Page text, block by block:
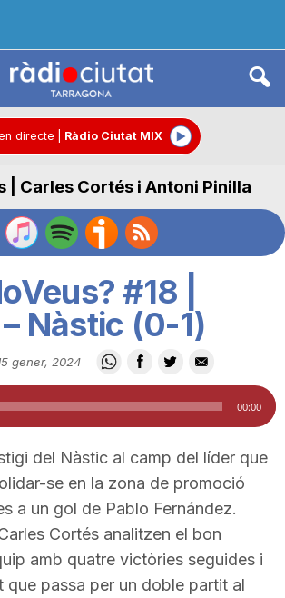
directe Ràdio Ciutat MIX
| Carles Cortés i Antoni Pinilla
#18 |
Nàstic (0-1)
gener, 2024
00:00
del Nàstic al camp del líder que
se en la zona de promoció
a un gol de Pablo Fernández.
Cortés analitzen el bon
amb quatre victòries seguides i
que passa per un doble partit al